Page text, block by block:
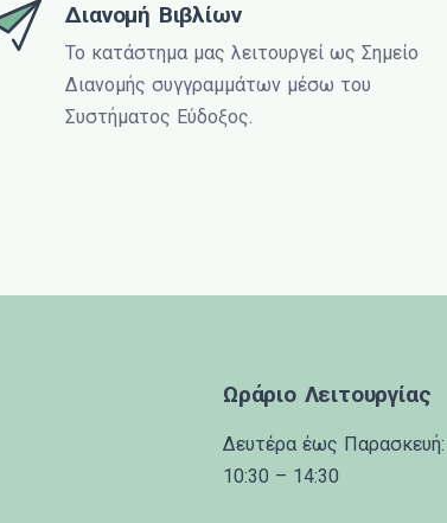
Διανομή Βιβλίων
Το κατάστημα μας λειτουργεί ως Σημείο
Διανομής συγγραμμάτων μέσω του
Συστήματος Εύδοξος.
Ωράριο Λειτουργίας
Δευτέρα έως Παρασκευή:
10:30 – 14:30